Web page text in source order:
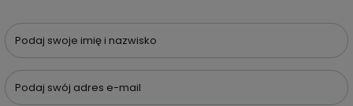
Podaj swoje imię i nazwisko
Podaj swój adres e-mail